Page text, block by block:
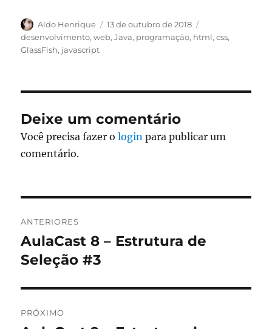
Autor
Aldo Henrique
Publicado
em
13 de outubro de 2018
desenvolvimento,web,Java, programação, html,css,
GlassFish, javascript
Deixe um comentário
Você precisa fazer ologin para publicar um
comentário.
de
Post
ANTERIORES
Post
anterior:
AulaCast 8 – Estrutura de
Seleção #3
PRÓXIMO